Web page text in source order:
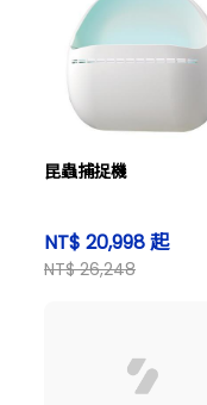
昆蟲捕捉機
NT$ 20,998 起
NT$ 26,248